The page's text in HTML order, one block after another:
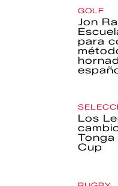
GOLF
Jon
para
Los
Tonga
Cup